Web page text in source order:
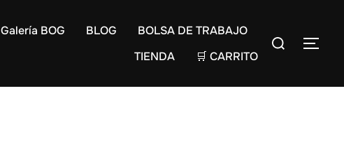
Galería BOG BLOG
BOLSA DE TRABAJO
TIENDA
🛒 CARRITO